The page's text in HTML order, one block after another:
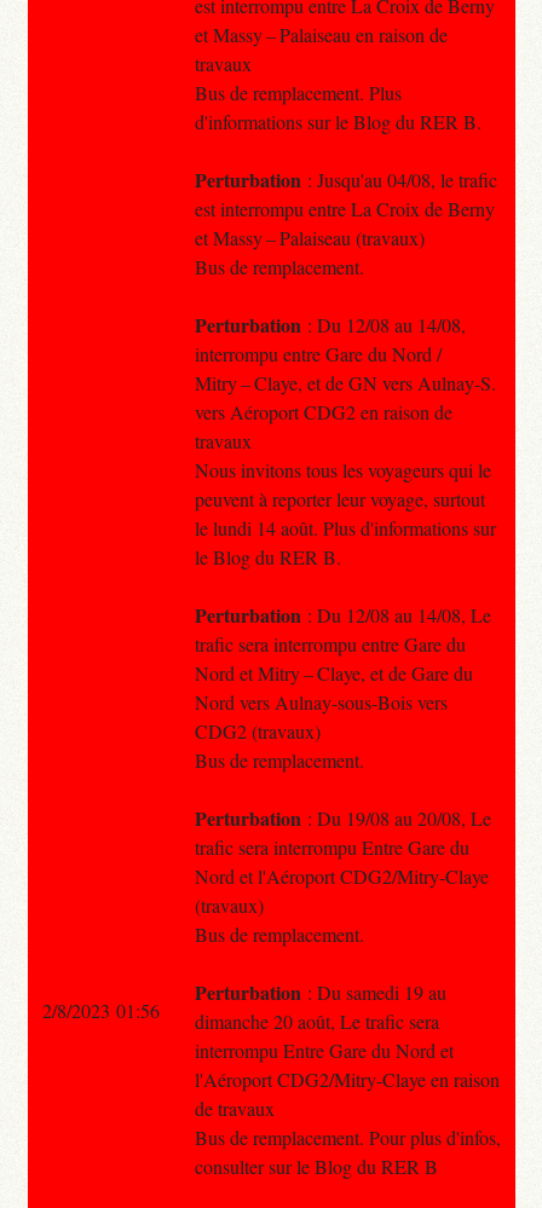
est interrompu entre La Croix de Berny
et Massy – Palaiseau en raison de
travaux
Bus de remplacement. Plus
d'informations sur le Blog du RER B.
Perturbation : Jusqu'au 04/08, le trafic
est interrompu entre La Croix de Berny
et Massy – Palaiseau (travaux)
Bus de remplacement.
Perturbation : Du 12/08 au 14/08,
interrompu entre Gare du Nord /
Mitry – Claye, et de GN vers Aulnay-S.
vers Aéroport CDG2 en raison de
travaux
Nous invitons tous les voyageurs qui le
peuvent à reporter leur voyage, surtout
le lundi 14 août. Plus d'informations sur
le Blog du RER B.
Perturbation : Du 12/08 au 14/08, Le
trafic sera interrompu entre Gare du
Nord et Mitry – Claye, et de Gare du
Nord vers Aulnay-sous-Bois vers
CDG2 (travaux)
Bus de remplacement.
Perturbation : Du 19/08 au 20/08, Le
trafic sera interrompu Entre Gare du
Nord et l'Aéroport CDG2/Mitry-Claye
(travaux)
Bus de remplacement.
Perturbation : Du samedi 19 au
dimanche 20 août, Le trafic sera
interrompu Entre Gare du Nord et
l'Aéroport CDG2/Mitry-Claye en raison
de travaux
Bus de remplacement. Pour plus d'infos,
consulter sur le Blog du RER B
2/8/2023 01:56